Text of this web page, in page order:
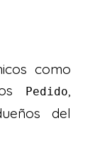
como
Pedido,
del